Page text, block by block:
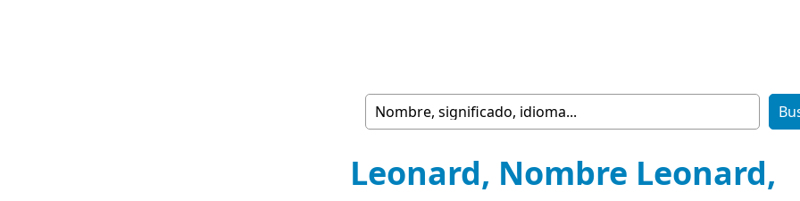
Leonard, Nombre Leonard,